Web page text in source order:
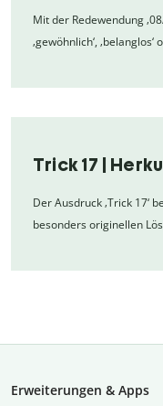
Mit der Redewendung
‚gewöhnlich‘,
Trick 17 |
Der Ausdruck ‚Trick 17‘
besonders originellen
Erweiterungen & Apps